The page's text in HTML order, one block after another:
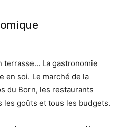
terrasse… La gastronomie
en soi. Le marché de la
du Born, les restaurants
goûts et tous les budgets.